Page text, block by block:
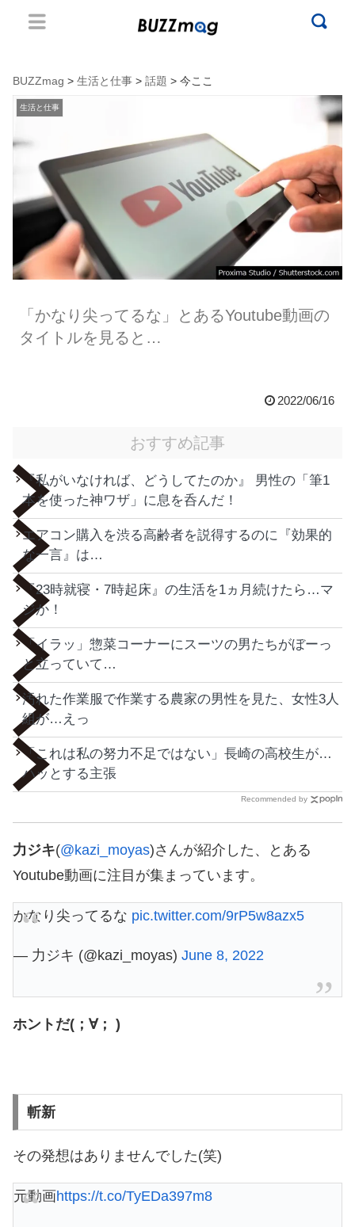
BUZZmag > 生活と仕事 > 話題 > 今ここ
生活と仕事
「かなり尖ってるな」とあるYoutube動画の
タイトルを見ると…
2022/06/16
おすすめ記事
『私がいなければ、どうしてたのか』 男性の「筆1
本を使った神ワザ」に息を呑んだ！
エアコン購入を渋る高齢者を説得するのに『効果的
な一言』は…
『23時就寝・7時起床』の生活を1ヵ月続けたら…マ
ジか！
「イラッ」惣菜コーナーにスーツの男たちがぼーっ
と立っていて…
汚れた作業服で作業する農家の男性を見た、女性3人
組が…えっ
「これは私の努力不足ではない」長崎の高校生が…
ハッとする主張
Recommended by
力ジキ(@kazi_moyas)さんが紹介した、とある
Youtube動画に注目が集まっています。
かなり尖ってるな pic.twitter.com/9rP5w8azx5
— 力ジキ (@kazi_moyas) June 8, 2022
ホントだ(；∀； )
斬新
その発想はありませんでした(笑)
元動画https://t.co/TyEDa397m8